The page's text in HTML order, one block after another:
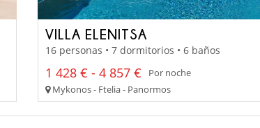
VILLA ELENITSA
16 personas • 7 dormitorios • 6 baños
1 428 € - 4 857 €
Por noche
Mykonos - Ftelia - Panormos